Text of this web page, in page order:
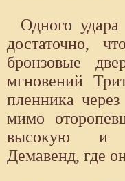
Одного
достаточно,
бронзовые
мгновений
пленника
мимо
высокую и
Демавенд, где